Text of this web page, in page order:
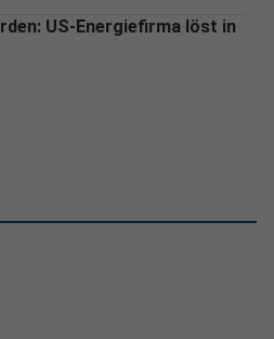
US-Energiefirma löst in